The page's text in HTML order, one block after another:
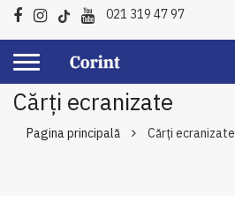
021 319 47 97
Cărți ecranizate
Pagina principală Cărți ecranizate